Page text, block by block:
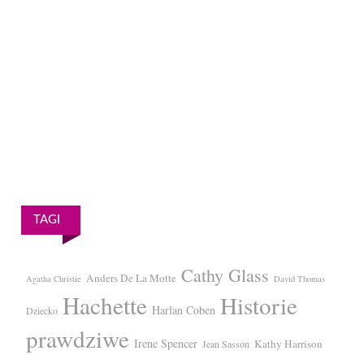
TAGI
Agatha Christie Anders De La Motte Cathy Glass David Thomas
Dziecko Hachette Harlan Coben Historie
prawdziwe Irene Spencer Jean Sasson Kathy Harrison